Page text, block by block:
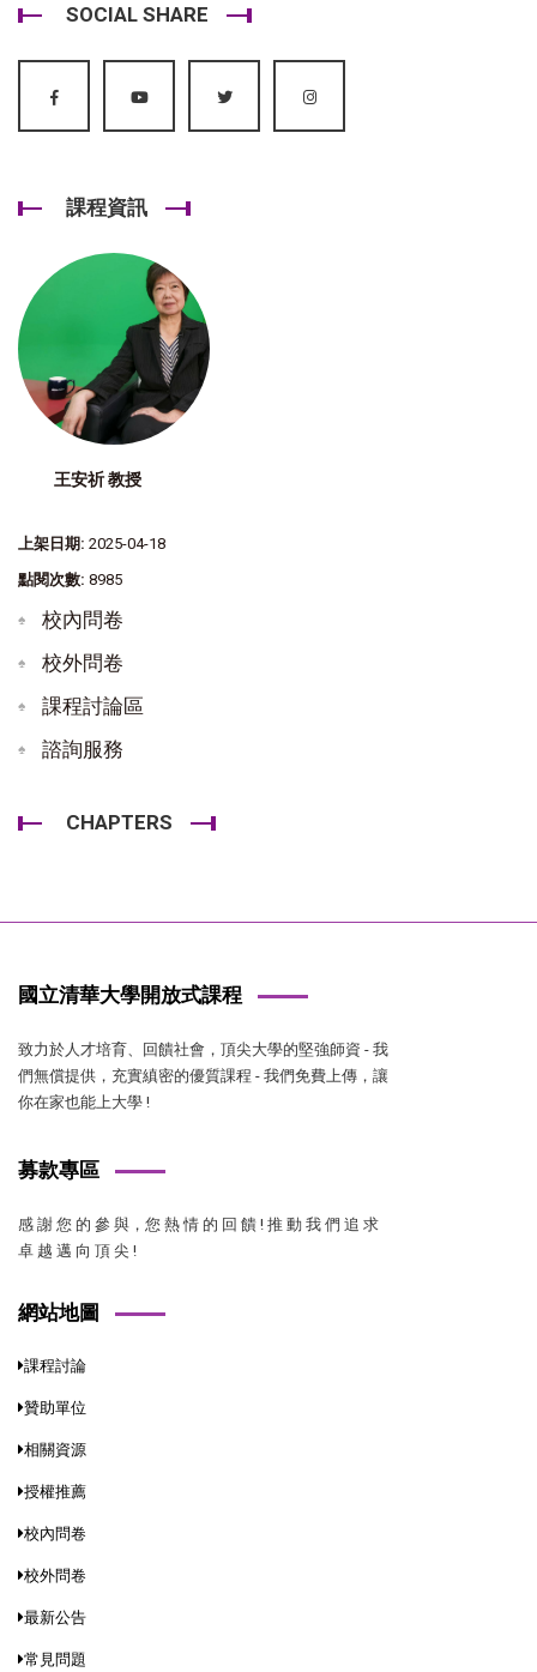
SOCIAL SHARE
課程資訊
王安祈 教授
上架日期: 2025-04-18
點閱次數: 8985
校內問卷
校外問卷
課程討論區
諮詢服務
CHAPTERS
國立清華大學開放式課程
致力於人才培育、回饋社會，頂尖大學的堅強師資 - 我
們無償提供，充實縝密的優質課程 - 我們免費上傳，讓
你在家也能上大學 !
募款專區
感 謝 您 的 參 與，您 熱 情 的 回 饋 ! 推 動 我 們 追 求
卓 越 邁 向 頂 尖 !
網站地圖
課程討論
贊助單位
相關資源
授權推薦
校內問卷
校外問卷
最新公告
常見問題